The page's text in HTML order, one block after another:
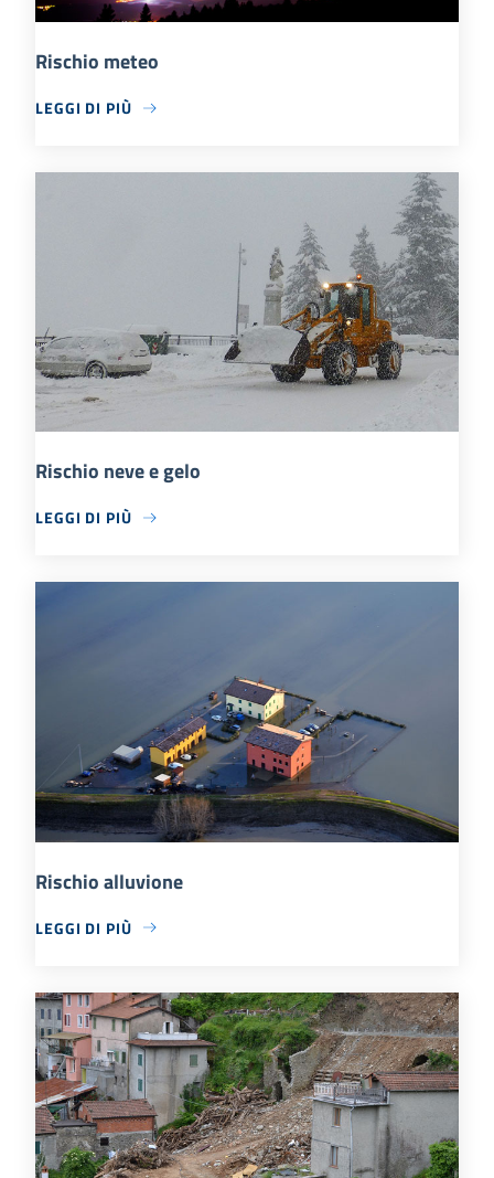
Rischio meteo
LEGGI DI PIÙ
Rischio neve e gelo
LEGGI DI PIÙ
Rischio alluvione
LEGGI DI PIÙ